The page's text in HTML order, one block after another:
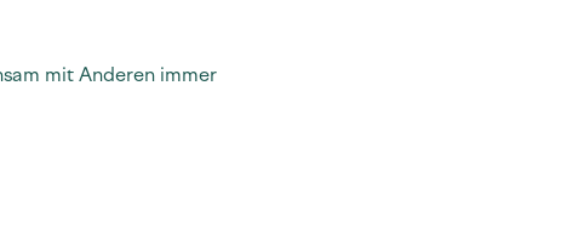
mit Anderen immer